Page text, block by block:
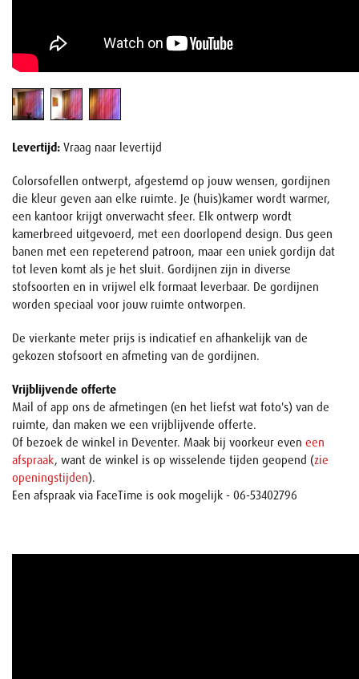
Levertijd: Vraag naar levertijd
Colorsofellen ontwerpt, afgestemd op jouw wensen, gordijnen
die kleur geven aan elke ruimte. Je (huis)kamer wordt warmer,
een kantoor krijgt onverwacht sfeer. Elk ontwerp wordt
kamerbreed uitgevoerd, met een doorlopend design. Dus geen
banen met een repeterend patroon, maar een uniek gordijn dat
tot leven komt als je het sluit. Gordijnen zijn in diverse
stofsoorten en in vrijwel elk formaat leverbaar. De gordijnen
worden speciaal voor jouw ruimte ontworpen.
De vierkante meter prijs is indicatief en afhankelijk van de
gekozen stofsoort en afmeting van de gordijnen.
Vrijblijvende offerte
Mail of app ons de afmetingen (en het liefst wat foto's) van de
ruimte, dan maken we een vrijblijvende offerte.
Of bezoek de winkel in Deventer. Maak bij voorkeur even een
afspraak, want de winkel is op wisselende tijden geopend (zie
openingstijden).
Een afspraak via FaceTime is ook mogelijk - 06-53402796